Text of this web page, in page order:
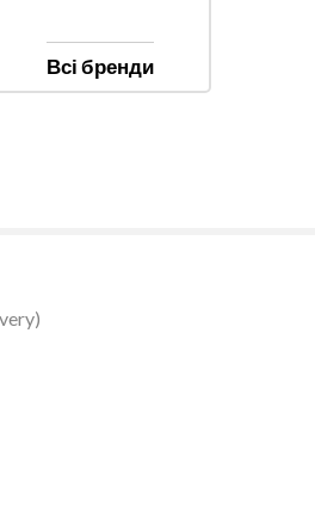
Всі бренди